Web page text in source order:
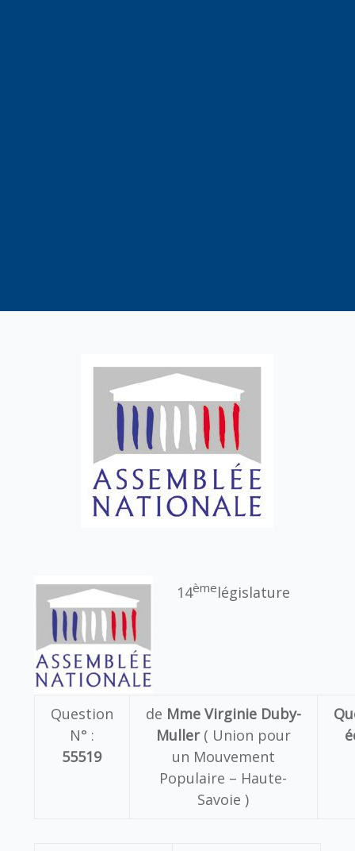
14èmelégislature
Question
N° :
55519
de Mme Virginie Duby-
Muller( Union pour
un Mouvement
Populaire – Haute-
Savoie )